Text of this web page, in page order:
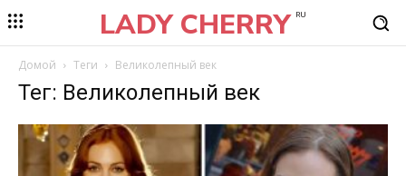
LADY CHERRY RU
Домой Теги Великолепный век
Тег: Великолепный век